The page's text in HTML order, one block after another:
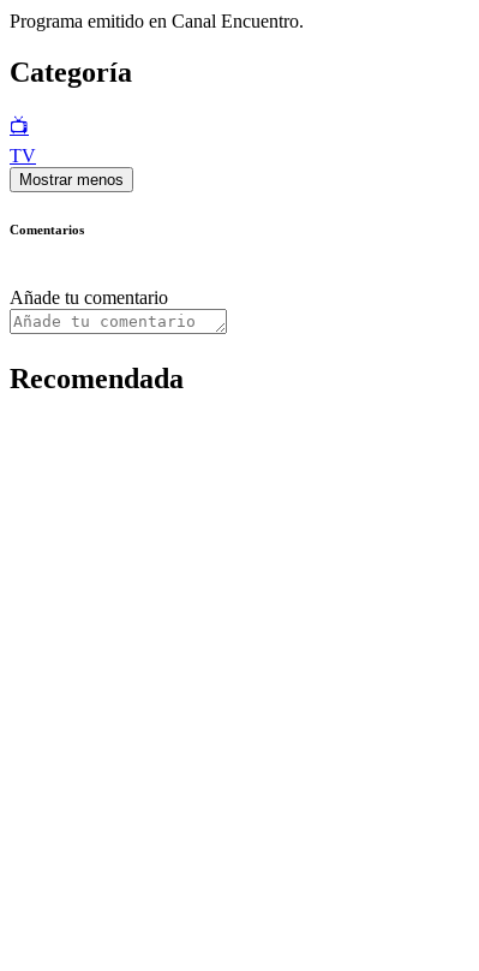
Programa emitido en Canal Encuentro.
Categoría
📺
TV
Mostrar menos
Comentarios
Añade tu comentario
Recomendada